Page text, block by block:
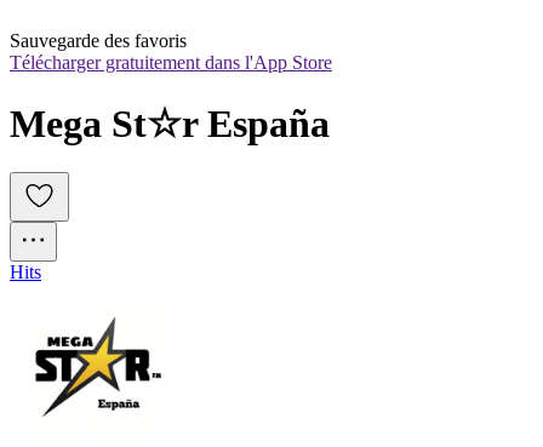
Sauvegarde des favoris
Télécharger gratuitement dans l'App Store
Mega St☆r España
Hits